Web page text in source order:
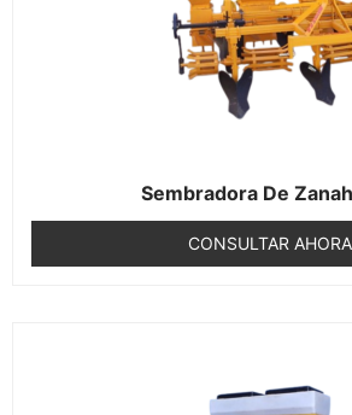
Sembradora De
CONSULTAR AHORA